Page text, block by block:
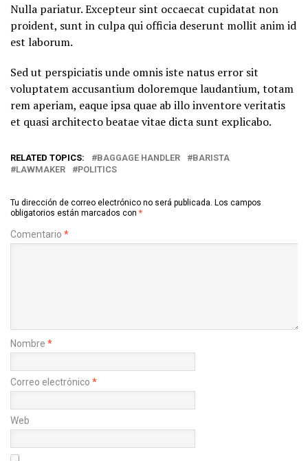
Nulla pariatur. Excepteur sint occaecat cupidatat non
proident, sunt in culpa qui officia deserunt mollit anim id
est laborum.
Sed ut perspiciatis unde omnis iste natus error sit
voluptatem accusantium doloremque laudantium, totam
rem aperiam, eaque ipsa quae ab illo inventore veritatis
et quasi architecto beatae vitae dicta sunt explicabo.
RELATED TOPICS: BAGGAGE HANDLER
BARISTA
LAWMAKER
POLITICS
Tu dirección de correo electrónico no será publicada. Los campos
obligatorios están marcados con *
Comentario *
Nombre *
Correo electrónico *
Web